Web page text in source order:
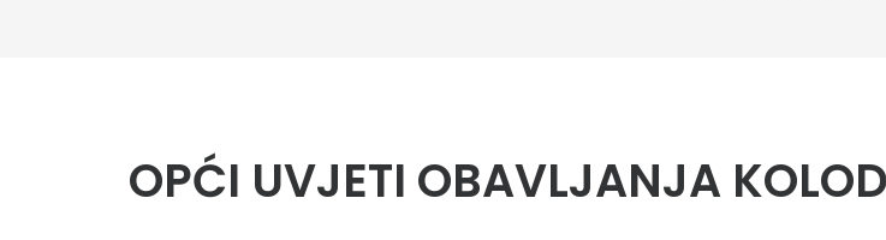
OPĆI UVJETI OBAVLJANJA